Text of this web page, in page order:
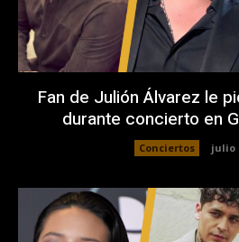
Fan de Julión Álvarez le
durante concierto en
Conciertos julio